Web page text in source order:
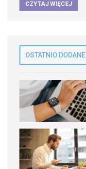
CZYTAJ WIĘCEJ
OSTATNIO DODANE